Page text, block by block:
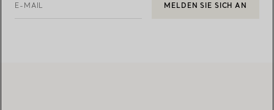
E-MAIL MELDEN SIE SICH AN